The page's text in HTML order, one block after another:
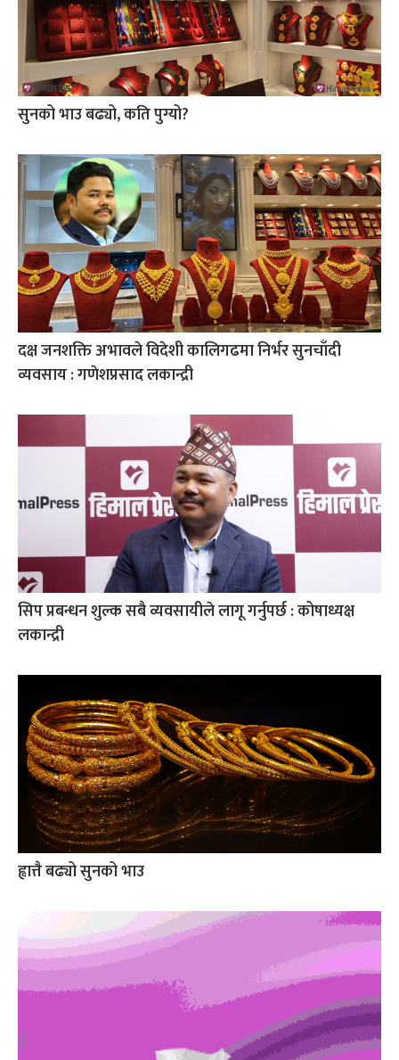
सुनको भाउ बढ्यो, कति पुग्यो?
दक्ष जनशक्ति अभावले विदेशी कालिगढमा निर्भर सुनचाँदी
व्यवसाय : गणेशप्रसाद लकान्द्री
सिप प्रबन्धन शुल्क सबै व्यवसायीले लागू गर्नुपर्छ : कोषाध्यक्ष
लकान्द्री
ह्वात्तै बढ्यो सुनको भाउ